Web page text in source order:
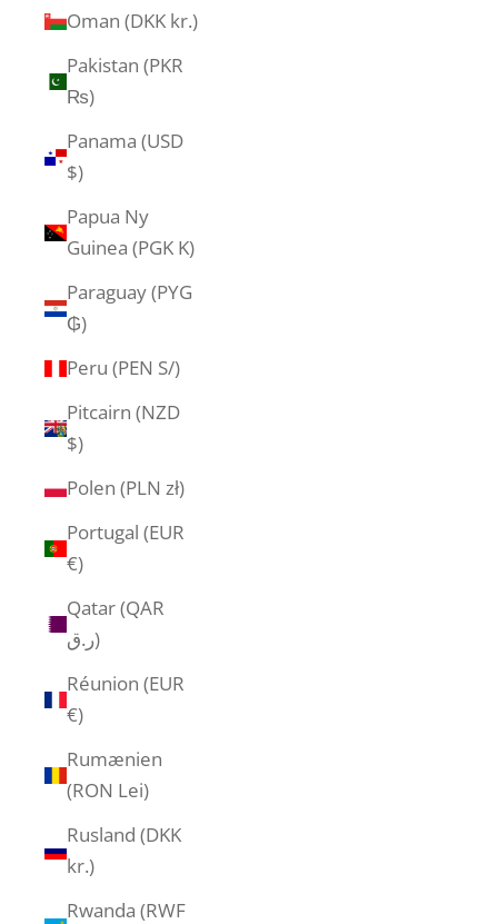
Oman (DKK kr.)
Pakistan (PKR
₨)
Panama (USD
$)
Papua Ny
Guinea (PGK K)
Paraguay (PYG
₲)
Peru (PEN S/)
Pitcairn (NZD
$)
Polen (PLN zł)
Portugal (EUR
€)
Qatar (QAR
ر.ق)
Réunion (EUR
€)
Rumænien
(RON Lei)
Rusland (DKK
kr.)
Rwanda (RWF